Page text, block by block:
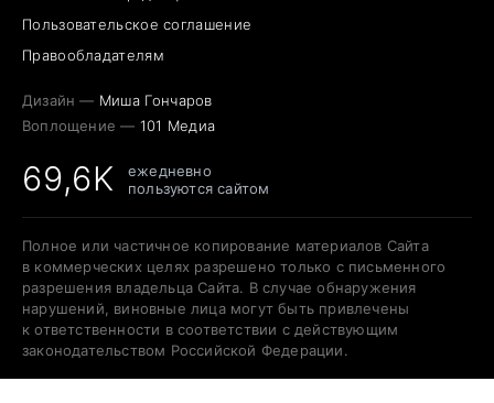
Пользовательское соглашение
Правообладателям
Дизайн — Миша Гончаров
Воплощение — 101 Медиа
69,6K
ежедневно
пользуются сайтом
Полное или частичное копирование материалов Сайта
в коммерческих целях разрешено только с письменного
разрешения владельца Сайта. В случае обнаружения
нарушений, виновные лица могут быть привлечены
к ответственности в соответствии с действующим
законодательством Российской Федерации.